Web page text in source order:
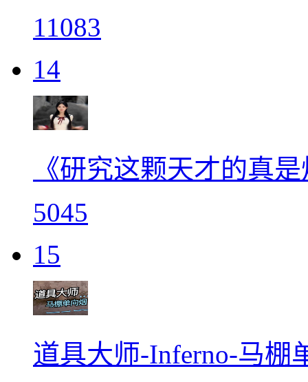
11083
14
《研究这颗天才的真
5045
15
道具大师-Inferno-马棚